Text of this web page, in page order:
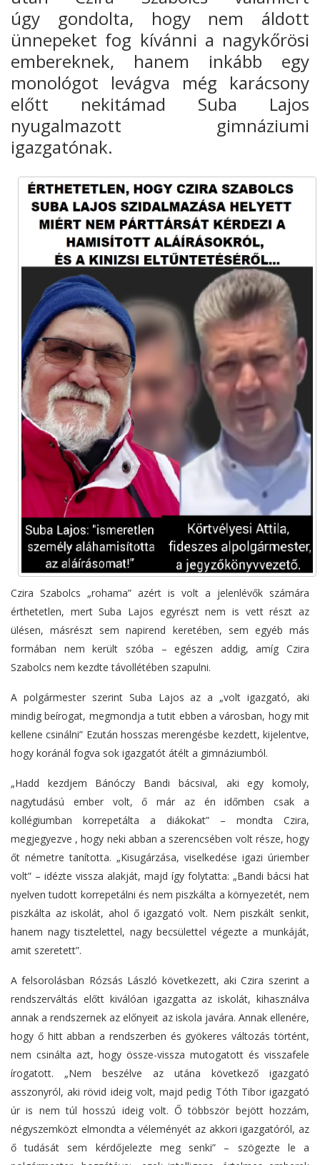
úgy gondolta, hogy nem áldott
ünnepeket fog kívánni a nagykőrösi
embereknek, hanem inkább egy
monológot levágva még karácsony
előtt nekitámad Suba Lajos
nyugalmazott gimnáziumi
igazgatónak.
Czira Szabolcs „rohama” azért is volt a jelenlévők számára
érthetetlen, mert Suba Lajos egyrészt nem is vett részt az
ülésen, másrészt sem napirend keretében, sem egyéb más
formában nem került szóba – egészen addig, amíg Czira
Szabolcs nem kezdte távollétében szapulni.
A polgármester szerint Suba Lajos az a „volt igazgató, aki
mindig beírogat, megmondja a tutit ebben a városban, hogy mit
kellene csinálni” Ezután hosszas merengésbe kezdett, kijelentve,
hogy koránál fogva sok igazgatót átélt a gimnáziumból.
„Hadd kezdjem Bánóczy Bandi bácsival, aki egy komoly,
nagytudású ember volt, ő már az én időmben csak a
kollégiumban korrepetálta a diákokat” – mondta Czira,
megjegyezve , hogy neki abban a szerencsében volt része, hogy
őt németre tanította. „Kisugárzása, viselkedése igazi úriember
volt” – idézte vissza alakját, majd így folytatta: „Bandi bácsi hat
nyelven tudott korrepetálni és nem piszkálta a környezetét, nem
piszkálta az iskolát, ahol ő igazgató volt. Nem piszkált senkit,
hanem nagy tisztelettel, nagy becsülettel végezte a munkáját,
amit szeretett”.
A felsorolásban Rózsás László következett, aki Czira szerint a
rendszerváltás előtt kiválóan igazgatta az iskolát, kihasználva
annak a rendszernek az előnyeit az iskola javára. Annak ellenére,
hogy ő hitt abban a rendszerben és gyökeres változás történt,
nem csinálta azt, hogy össze-vissza mutogatott és visszafele
írogatott. „Nem beszélve az utána következő igazgató
asszonyról, aki rövid ideig volt, majd pedig Tóth Tibor igazgató
úr is nem túl hosszú ideig volt. Ő többször bejött hozzám,
négyszemközt elmondta a véleményét az akkori igazgatóról, az
ő tudását sem kérdőjelezte meg senki” – szögezte le a